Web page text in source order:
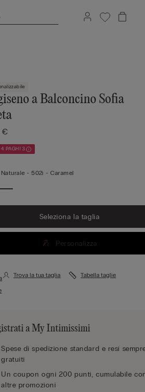
a Balconcino Sofia
€
PAGHI 3
Naturale -502i - Caramel
Seleziona la taglia
Personalizza
Trova la tua taglia Tabella taglie
a My Intimissimi
Spese di spedizione standard e resi
gratuiti
Un coupon ogni 200 punti, cumulabile
altre promozioni